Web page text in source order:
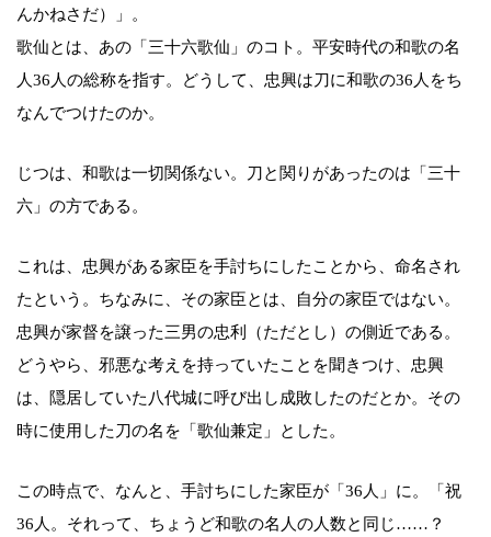
んかねさだ）」。
歌仙とは、あの「三十六歌仙」のコト。平安時代の和歌の名
人36人の総称を指す。どうして、忠興は刀に和歌の36人をち
なんでつけたのか。
じつは、和歌は一切関係ない。刀と関りがあったのは「三十
六」の方である。
これは、忠興がある家臣を手討ちにしたことから、命名され
たという。ちなみに、その家臣とは、自分の家臣ではない。
忠興が家督を譲った三男の忠利（ただとし）の側近である。
どうやら、邪悪な考えを持っていたことを聞きつけ、忠興
は、隠居していた八代城に呼び出し成敗したのだとか。その
時に使用した刀の名を「歌仙兼定」とした。
この時点で、なんと、手討ちにした家臣が「36人」に。「祝
36人。それって、ちょうど和歌の名人の人数と同じ……？